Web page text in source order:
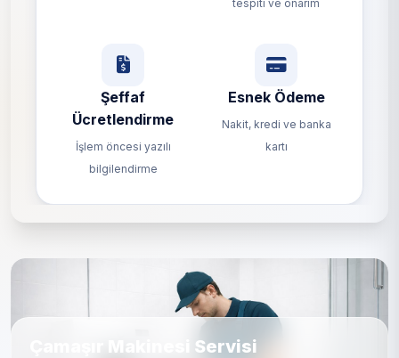
tespiti ve onarım
Şeffaf
Ücretlendirme
İşlem öncesi yazılı
bilgilendirme
Esnek Ödeme
Nakit, kredi ve banka
kartı
Çamaşır Makinesi Servisi